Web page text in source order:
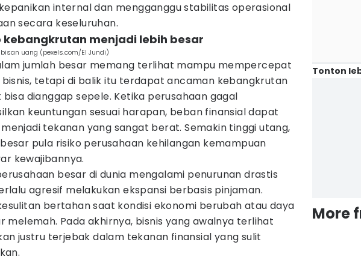
internal dan mengganggu stabilitas operasional
secara keseluruhan.
kebangkrutan menjadi lebih besar
uang (pexels.com/El Jundi)
jumlah besar memang terlihat mampu mempercepat
bisnis, tetapi di balik itu terdapat ancaman kebangkrutan
bisa dianggap sepele. Ketika perusahaan gagal
keuntungan sesuai harapan, beban finansial dapat
tekanan yang sangat berat. Semakin tinggi utang,
pula risiko perusahaan kehilangan kemampuan
kewajibannya.
besar di dunia mengalami penurunan drastis
agresif melakukan ekspansi berbasis pinjaman.
bertahan saat kondisi ekonomi berubah atau daya
melemah. Pada akhirnya, bisnis yang awalnya terlihat
justru terjebak dalam tekanan finansial yang sulit
Tonton
More